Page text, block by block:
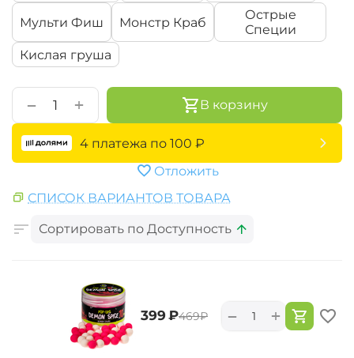
Мульти Фиш Монстр Краб
Острые
Специи
Кислая груша
+
− В корзину
4 платежа по 100 ₽
Отложить
СПИСОК ВАРИАНТОВ ТОВАРА
Сортировать по Доступность
‍399‍ ₽‍469‍₽ +
−